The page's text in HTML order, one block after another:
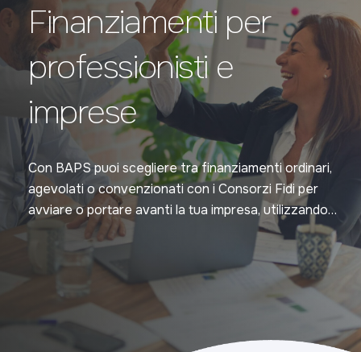
Finanziamenti per
professionisti e
imprese
Con BAPS puoi scegliere tra finanziamenti ordinari,
agevolati o convenzionati con i Consorzi Fidi per
avviare o portare avanti la tua impresa, utilizzando
anche lo strumento del leasing